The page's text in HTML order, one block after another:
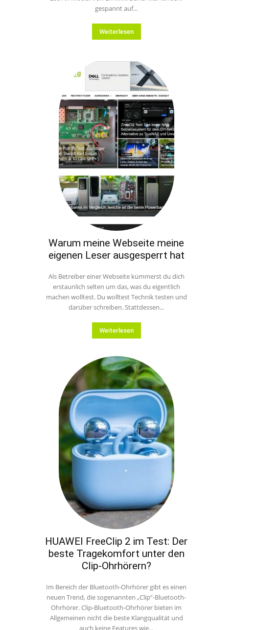
gespannt auf...
Weiterlesen
Warum meine Webseite meine
eigenen Leser ausgesperrt hat
Als Betreiber einer Webseite kümmerst du dich
erstaunlich selten um das, was du eigentlich
machen wolltest. Du wolltest Technik testen und
darüber schreiben. Stattdessen...
Weiterlesen
HUAWEI FreeClip 2 im Test: Der
beste Tragekomfort unter den
Clip-Ohrhörern?
Im Bereich der Bluetooth-Ohrhörer gibt es einen
neuen Trend, die sogenannten „Clip“-Bluetooth-
Ohrhörer. Clip-Bluetooth-Ohrhörer bieten im
Allgemeinen nicht die beste Klangqualität und
auch keine Features wie...